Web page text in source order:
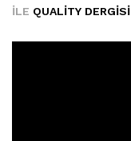
İLE QUALITY DERGISI